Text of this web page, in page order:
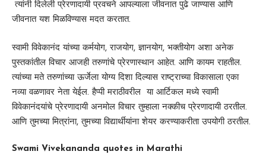
त्यांनी दिलेली प्रेरणादायी प्रवचने आपल्याला जीवनात पुढे जाण्यास आणि
जीवनात यश मिळविण्यास मदत करतात.
स्वामी विवेकानंद यांच्या कर्मयोग, राजयोग, ज्ञानयोग, भक्तीयोग अशा अनेक
पुस्तकांतील विचार आजही तरुणांचे प्रेरणास्थान आहेत. आणि कायम राहतील.
त्यांच्या मते तरुणांच्या ऊर्जेला योग्य दिशा दिल्यास राष्ट्राच्या विकासाला एका
नव्या वळणावर नेता येईल. हैप्पी मराठीवरील या आर्टिकल मध्ये स्वामी
विवेकानंदयांचे प्रेरणादायी अनमोल विचार तुम्हाला नक्कीच प्रेरणादायी ठरतील.
आणि तुमच्या मित्रांना, तुमच्या विद्यार्थीयांना शेयर करण्याकरीता उपयोगी ठरतील.
Swami Vivekananda quotes in Marathi